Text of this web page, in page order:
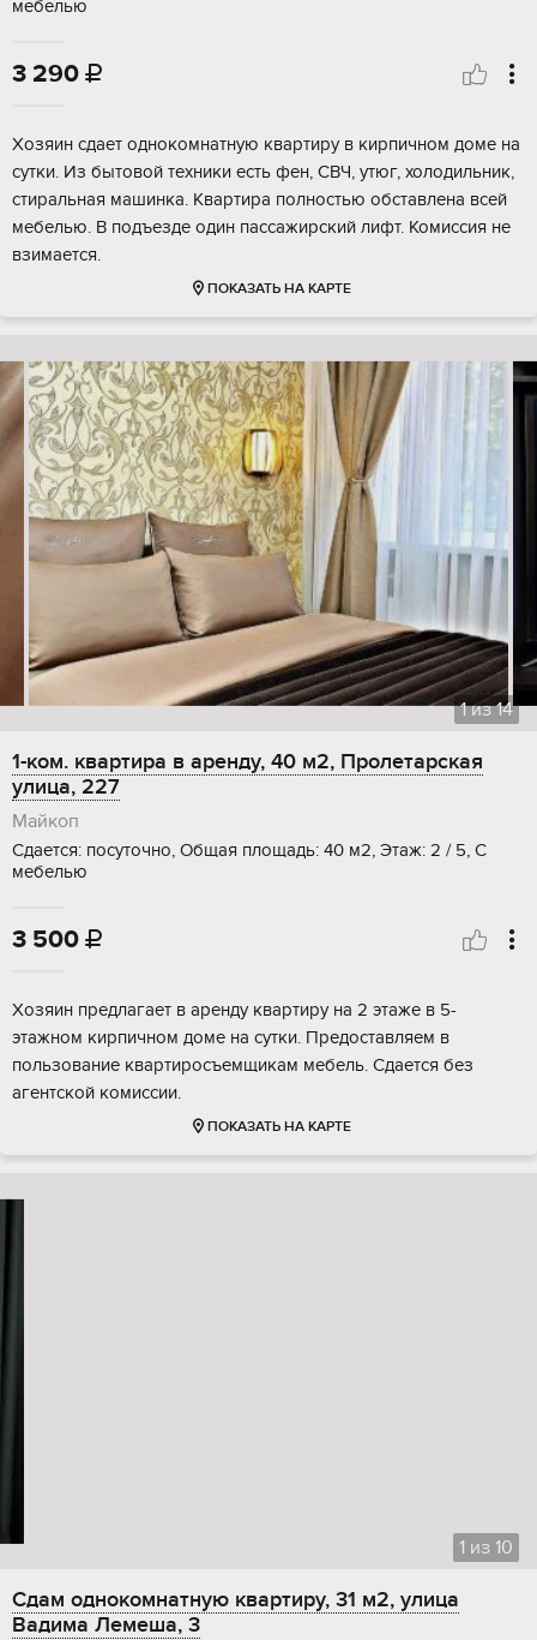
мебелью
3 290 
Хозяин сдает однокомнатную квартиру в кирпичном доме на
сутки. Из бытовой техники есть фен, СВЧ, утюг, холодильник,
стиральная машинка. Квартира полностью обставлена всей
мебелью. В подъезде один пассажирский лифт. Комиссия не
взимается.
ПОКАЗАТЬ НА КАРТЕ
1из14
1-ком. квартира в аренду, 40 м2, Пролетарская
улица, 227
Майкоп
Сдается: посуточно, Общая площадь: 40 м2, Этаж: 2 / 5, С
мебелью
3 500 
Хозяин предлагает в аренду квартиру на 2 этаже в 5-
этажном кирпичном доме на сутки. Предоставляем в
пользование квартиросъемщикам мебель. Сдается без
агентской комиссии.
ПОКАЗАТЬ НА КАРТЕ
1 из 10
Сдам однокомнатную квартиру, 31 м2, улица
Вадима Лемеша, 3